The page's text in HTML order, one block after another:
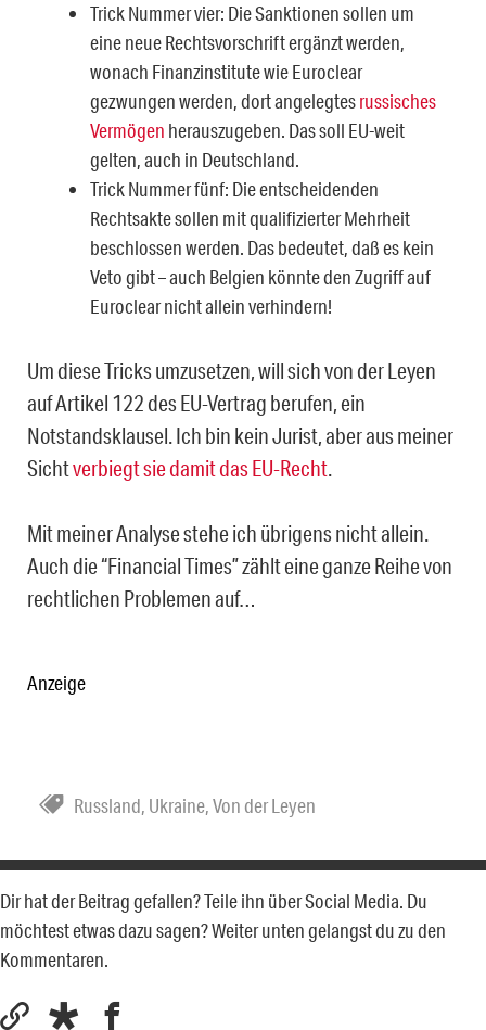
Trick Nummer vier: Die Sanktionen sollen um
eine neue Rechtsvorschrift ergänzt werden,
wonach Finanzinstitute wie Euroclear
gezwungen werden, dort angelegtesrussisches
Vermögen herauszugeben. Das soll EU-weit
gelten, auch in Deutschland.
Trick Nummer fünf: Die entscheidenden
Rechtsakte sollen mit qualifizierter Mehrheit
beschlossen werden. Das bedeutet, daß es kein
Veto gibt – auch Belgien könnte den Zugriff auf
Euroclear nicht allein verhindern!
Um diese Tricks umzusetzen, will sich von der Leyen
auf Artikel 122 des EU-Vertrag berufen, ein
Notstandsklausel. Ich bin kein Jurist, aber aus meiner
Sichtverbiegt sie damit das EU-Recht.
Mit meiner Analyse stehe ich übrigens nicht allein.
Auch die “Financial Times” zählt eine ganze Reihe von
rechtlichen Problemen auf…
Anzeige
Russland, Ukraine,Von der Leyen
Dir hat der Beitrag gefallen? Teile ihn über Social Media. Du
möchtest etwas dazu sagen? Weiter unten gelangst du zu den
Kommentaren.